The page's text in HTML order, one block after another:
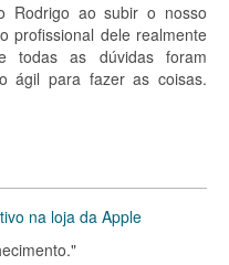
Rodrigo ao subir o nosso
profissional dele realmente
todas as dúvidas foram
ágil para fazer as coisas.
na loja da Apple